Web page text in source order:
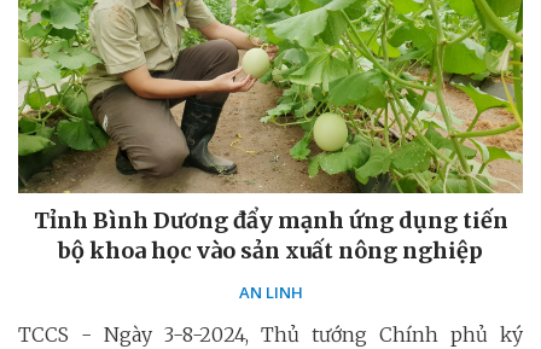
Tỉnh Bình Dương đẩy mạnh ứng dụng tiến
bộ khoa học vào sản xuất nông nghiệp
AN LINH
TCCS - Ngày 3-8-2024, Thủ tướng Chính phủ ký